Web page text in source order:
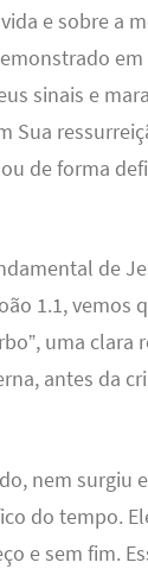
e sobre a
em
sinais e
Sua
de forma
de
1.1, vemos
uma clara
antes da
nem surgiu
do tempo.
e sem fim.